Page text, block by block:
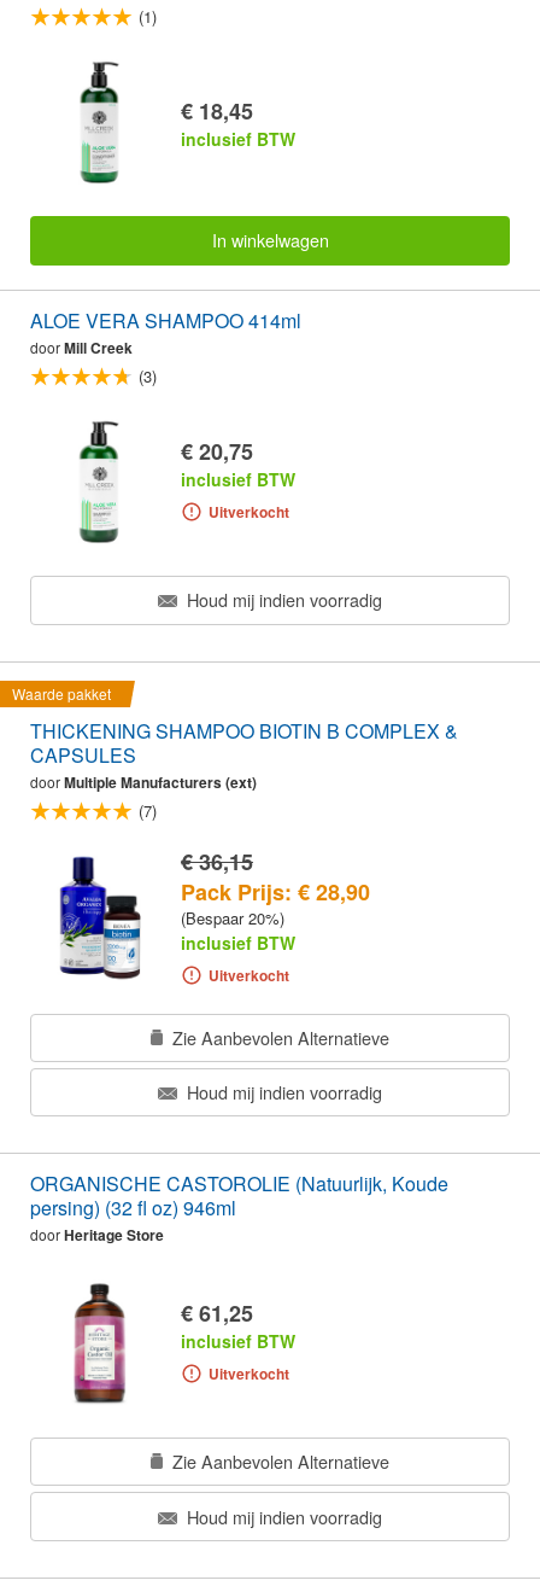
(1)
€ 18,45
inclusief BTW
In winkelwagen
ALOE VERA SHAMPOO 414ml
doorMill Creek
(3)
€ 20,75
inclusief BTW
Uitverkocht
Houd mij indien voorradig
Waarde pakket
THICKENING SHAMPOO BIOTIN B COMPLEX &
CAPSULES
doorMultiple Manufacturers (ext)
(7)
€ 36,15
Pack Prijs: € 28,90
(Bespaar 20%)
inclusief BTW
Uitverkocht
Zie Aanbevolen Alternatieve
Houd mij indien voorradig
ORGANISCHE CASTOROLIE (Natuurlijk, Koude
persing) (32 fl oz) 946ml
doorHeritage Store
€ 61,25
inclusief BTW
Uitverkocht
Zie Aanbevolen Alternatieve
Houd mij indien voorradig